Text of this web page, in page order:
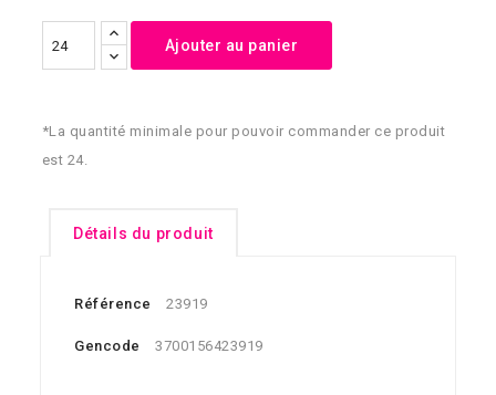
Ajouter au panier
*La quantité minimale pour pouvoir commander ce produit
est 24.
Détails du produit
Référence 23919
Gencode 3700156423919